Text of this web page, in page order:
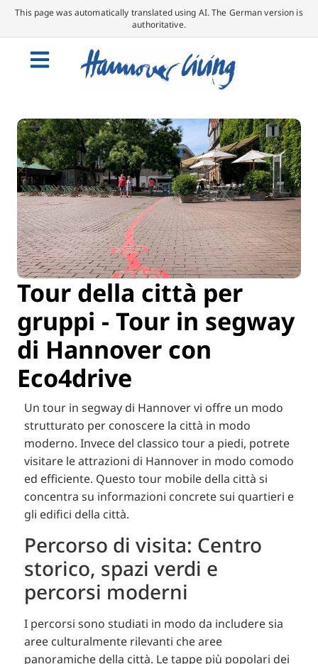
This page was automatically translated using AI. The German version is
authoritative.
Tour della città per
gruppi - Tour in segway
di Hannover con
Eco4drive
Un tour in segway di Hannover vi offre un modo
strutturato per conoscere la città in modo
moderno. Invece del classico tour a piedi, potrete
visitare le attrazioni di Hannover in modo comodo
ed efficiente. Questo tour mobile della città si
concentra su informazioni concrete sui quartieri e
gli edifici della città.
Percorso di visita: Centro
storico, spazi verdi e
percorsi moderni
I percorsi sono studiati in modo da includere sia
aree culturalmente rilevanti che aree
panoramiche della città. Le tappe più popolari dei